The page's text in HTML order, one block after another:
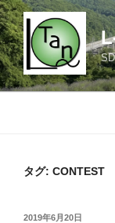
コ
ン
テ
ン
ツ
タグ: CONTEST
投
2019年6月20日